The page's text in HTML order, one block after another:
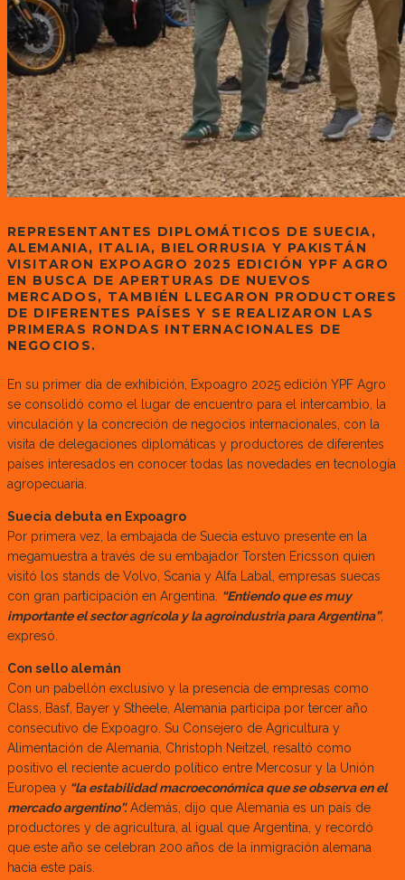
REPRESENTANTES DIPLOMÁTICOS DE SUECIA,
ALEMANIA, ITALIA, BIELORRUSIA Y PAKISTÁN
VISITARON EXPOAGRO 2025 EDICIÓN YPF AGRO
EN BUSCA DE APERTURAS DE NUEVOS
MERCADOS, TAMBIÉN LLEGARON PRODUCTORES
DE DIFERENTES PAÍSES Y SE REALIZARON LAS
PRIMERAS RONDAS INTERNACIONALES DE
NEGOCIOS.
En su primer día de exhibición, Expoagro 2025 edición YPF Agro
se consolidó como el lugar de encuentro para el intercambio, la
vinculación y la concreción de negocios internacionales, con la
visita de delegaciones diplomáticas y productores de diferentes
países interesados en conocer todas las novedades en tecnología
agropecuaria.
Suecia debuta en Expoagro
Por primera vez, la embajada de Suecia estuvo presente en la
megamuestra a través de su embajador Torsten Ericsson quien
visitó los stands de Volvo, Scania y Alfa Labal, empresas suecas
con gran participación en Argentina. “Entiendo que es muy
importante el sector agrícola y la agroindustria para Argentina”,
expresó.
Con sello alemán
Con un pabellón exclusivo y la presencia de empresas como
Class, Basf, Bayer y Stheele, Alemania participa por tercer año
consecutivo de Expoagro. Su Consejero de Agricultura y
Alimentación de Alemania, Christoph Neitzel, resaltó como
positivo el reciente acuerdo político entre Mercosur y la Unión
Europea y “la estabilidad macroeconómica que se observa en el
mercado argentino”.Además, dijo que Alemania es un país de
productores y de agricultura, al igual que Argentina, y recordó
que este año se celebran 200 años de la inmigración alemana
hacia este país.